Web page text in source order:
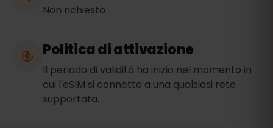
Non richiesto
Politica di attivazione
Il periodo di validità ha inizio nel momento in
cui l'eSIM si connette a una qualsiasi rete
supportata.